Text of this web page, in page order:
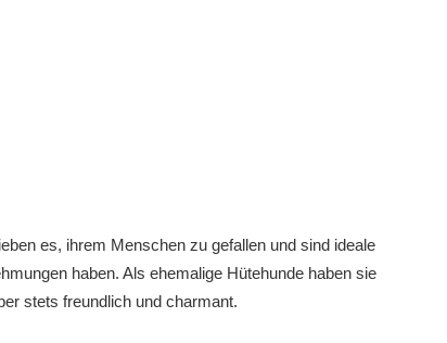
es, ihrem Menschen zu gefallen und sind ideale
haben. Als ehemalige Hütehunde haben sie
stets freundlich und charmant.